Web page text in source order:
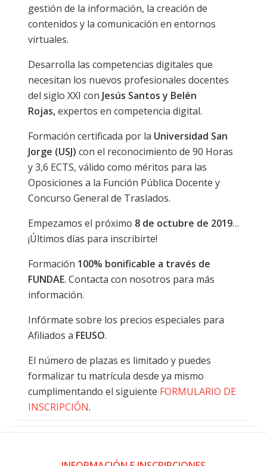
gestión de la información, la creación de
contenidos y la comunicación en entornos
virtuales.
Desarrolla las competencias digitales que
necesitan los nuevos profesionales docentes
del siglo XXI con Jesús Santos y Belén
Rojas,expertos en competencia digital.
Formación certificada por la Universidad San
Jorge (USJ) con el reconocimiento de 90 Horas
y 3,6 ECTS, válido como méritos para las
Oposiciones a la Función Pública Docente y
Concurso General de Traslados.
Empezamos el próximo 8 de octubre de 2019…
¡Últimos días para inscribirte!
Formación 100% bonificable a través de
FUNDAE. Contacta con nosotros para más
información.
Infórmate sobre los precios especiales para
Afiliados a FEUSO.
El número de plazas es limitado y puedes
formalizar tu matrícula desde ya mismo
cumplimentando el siguiente FORMULARIO DE
INSCRIPCIÓN.